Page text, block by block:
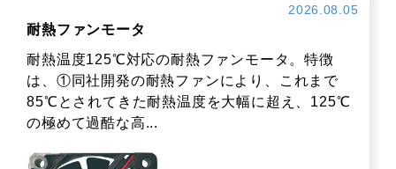
2026.08.05
耐熱ファンモータ
耐熱温度125℃対応の耐熱ファンモータ。特徴
は、①同社開発の耐熱ファンにより、これまで
85℃とされてきた耐熱温度を大幅に超え、125℃
の極めて過酷な高...